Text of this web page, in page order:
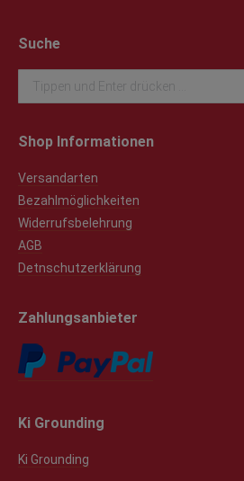
gewählt
Suche
Search:
Shop Informationen
Versandarten
Bezahlmöglichkeiten
Widerrufsbelehrung
AGB
Detnschutzerklärung
Zahlungsanbieter
Ki Grounding
Ki Grounding